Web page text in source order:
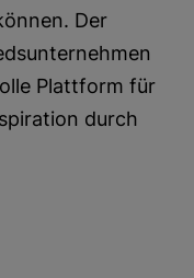
Der
Plattform für
durch